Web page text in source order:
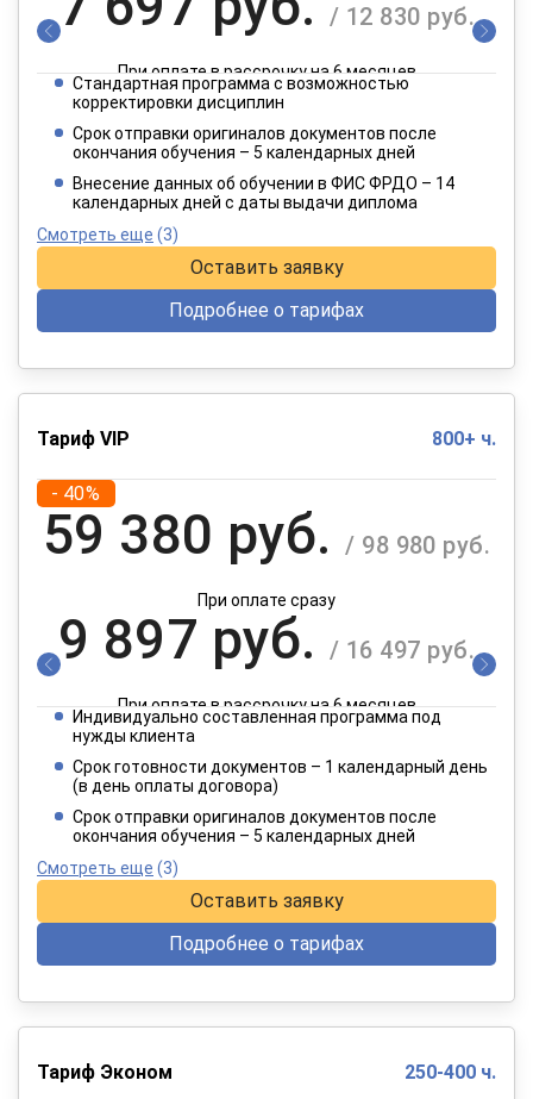
/ 12 830 руб.
При оплате в рассрочку на 6 месяцев
3 849 руб.
При оплате в рассрочку на 12 месяцев
Стандартная программа с возможностью
корректировки дисциплин
Срок отправки оригиналов документов после
окончания обучения – 5 календарных дней
Внесение данных об обучении в ФИС ФРДО – 14
календарных дней с даты выдачи диплома
Смотреть еще (3)
Оставить заявку
Подробнее о тарифах
Тариф VIP 800+ ч.
- 40%
59 380 руб. / 98 980 руб.
При оплате сразу
9 897 руб. / 16 497 руб.
При оплате в рассрочку на 6 месяцев
4 949 руб. / 8 249 руб.
При оплате в рассрочку на 12 месяцев
Индивидуально составленная программа под
нужды клиента
Срок готовности документов – 1 календарный день
(в день оплаты договора)
Срок отправки оригиналов документов после
окончания обучения – 5 календарных дней
Смотреть еще (3)
Оставить заявку
Подробнее о тарифах
Тариф Эконом 250-400 ч.